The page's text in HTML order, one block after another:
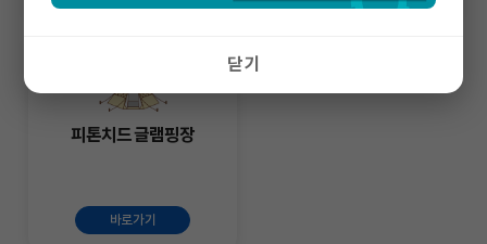
피톤치드 글램핑장
바로가기
닫기